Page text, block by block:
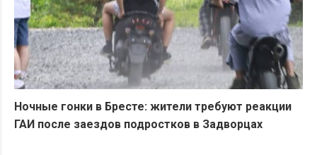
Ночные гонки в Бресте: жители требуют реакции
ГАИ после заездов подростков в Задворцах